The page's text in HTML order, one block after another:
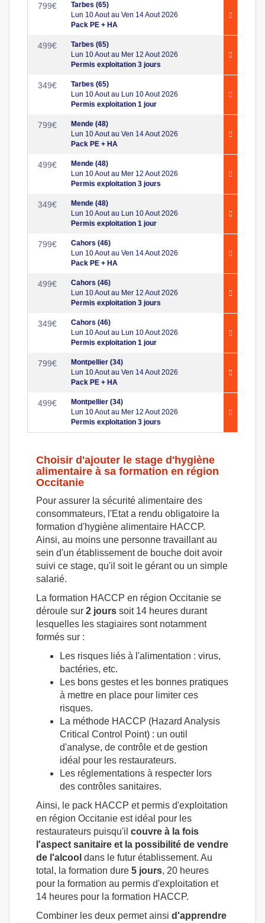
799€
Tarbes (65)
Lun 10 Aout au Ven 14 Aout 2026
Pack PE + HA
499€
Tarbes (65)
Lun 10 Aout au Mer 12 Aout 2026
Permis exploitation 3 jours
349€
Tarbes (65)
Lun 10 Aout au Lun 10 Aout 2026
Permis exploitation 1 jour
799€
Mende (48)
Lun 10 Aout au Ven 14 Aout 2026
Pack PE + HA
499€
Mende (48)
Lun 10 Aout au Mer 12 Aout 2026
Permis exploitation 3 jours
349€
Mende (48)
Lun 10 Aout au Lun 10 Aout 2026
Permis exploitation 1 jour
799€
Cahors (46)
Lun 10 Aout au Ven 14 Aout 2026
Pack PE + HA
499€
Cahors (46)
Lun 10 Aout au Mer 12 Aout 2026
Permis exploitation 3 jours
349€
Cahors (46)
Lun 10 Aout au Lun 10 Aout 2026
Permis exploitation 1 jour
799€
Montpellier (34)
Lun 10 Aout au Ven 14 Aout 2026
Pack PE + HA
499€
Montpellier (34)
Lun 10 Aout au Mer 12 Aout 2026
Permis exploitation 3 jours
Choisir d'ajouter le stage d'hygiène
alimentaire à sa formation en région
Occitanie
Pour assurer la sécurité alimentaire des
consommateurs, l'Etat a rendu obligatoire la
formation d'hygiène alimentaire HACCP.
Ainsi, au moins une personne travaillant au
sein d'un établissement de bouche doit avoir
suivi ce stage, qu'il soit le gérant ou un simple
salarié.
La formation HACCP en région Occitanie se
déroule sur 2 jours soit 14 heures durant
lesquelles les stagiaires sont notamment
formés sur :
Les risques liés à l'alimentation : virus,
bactéries, etc.
Les bons gestes et les bonnes pratiques
à mettre en place pour limiter ces
risques.
La méthode HACCP (Hazard Analysis
Critical Control Point) : un outil
d'analyse, de contrôle et de gestion
idéal pour les restaurateurs.
Les réglementations à respecter lors
des contrôles sanitaires.
Ainsi, le pack HACCP et permis d'exploitation
en région Occitanie est idéal pour les
restaurateurs puisqu'il couvre à la fois
l'aspect sanitaire et la possibilité de vendre
de l'alcool dans le futur établissement. Au
total, la formation dure 5 jours, 20 heures
pour la formation au permis d'exploitation et
14 heures pour la formation HACCP.
Combiner les deux permet ainsi d'apprendre